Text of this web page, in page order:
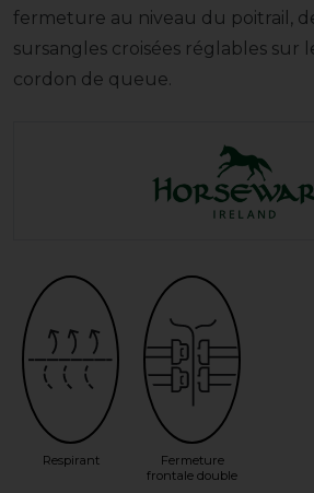
fermeture au niveau du poitrail,
sursangles croisées réglables sur
cordon de queue.
Respirant
Fermeture
frontale double